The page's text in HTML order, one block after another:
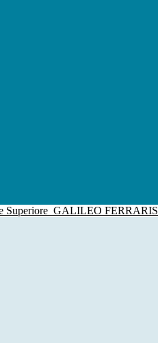
Superiore GALILEO FERRARIS